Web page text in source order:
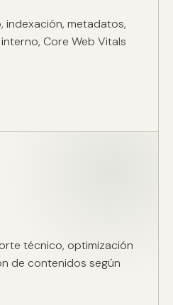
indexación, metadatos,
Core Web Vitals
técnico, optimización
de contenidos según